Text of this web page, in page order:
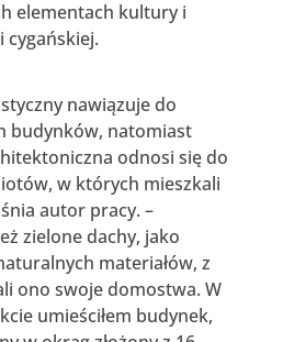
elementach kultury i
cygańskiej.
nawiązuje do
budynków, natomiast
odnosi się do
w których mieszkali
autor pracy. –
zielone dachy, jako
materiałów, z
ono swoje domostwa. W
umieściłem budynek,